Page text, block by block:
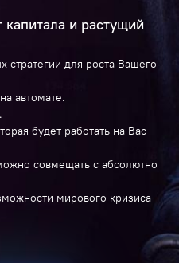
и растущий
стратегии для роста Вашего
автомате.
будет работать на Вас
совмещать с абсолютно
мирового кризиса